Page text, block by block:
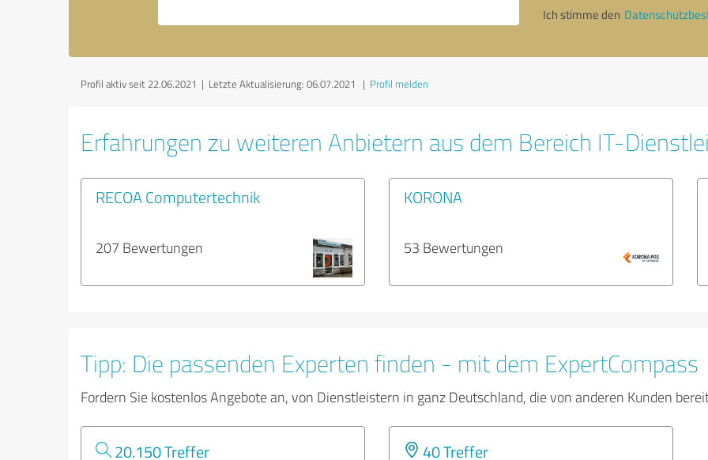
Ich stimme den
Profil aktiv seit 22.06.2021 | Letzte Aktualisierung: 06.07.2021 | Profil melden
Erfahrungen zu weiteren Anbietern aus dem Bereich IT-
RECOA Computertechnik
207 Bewertungen
KORONA
53 Bewertungen
Tipp: Die passenden Experten finden - mit dem ExpertCompass
Fordern Sie kostenlos Angebote an, von Dienstleistern in ganz Deutschland, die von anderen Kunden
20.150 Treffer 40 Treffer